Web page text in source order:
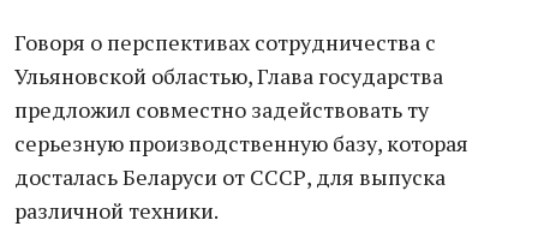
Говоря о перспективах сотрудничества с
Ульяновской областью, Глава государства
предложил совместно задействовать ту
серьезную производственную базу, которая
досталась Беларуси от СССР, для выпуска
различной техники.